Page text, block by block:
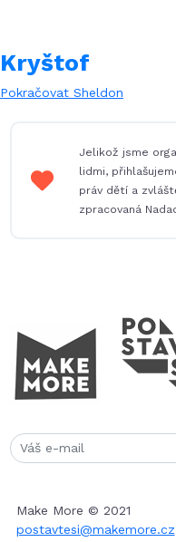
Kryštof
Navigace
příspěvek
Pokračovat Následující
Sheldon
Jelikož jsme
lidmi,
práv dětí a
zpracovaná
Make More © 2021
postavtesi@makemore.cz